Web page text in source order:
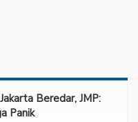
Beredar, JMP:
Panik